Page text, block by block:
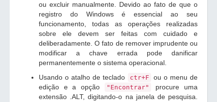
ou excluir manualmente. Devido ao fato de que o
registro do Windows é essencial ao seu
funcionamento, todas as operações realizadas
sobre ele devem ser feitas com cuidado e
deliberadamente. O fato de remover imprudente ou
modificar a chave errada pode danificar
permanentemente o sistema operacional.
Usando o atalho de teclado
ctr+F
ou o menu de
edição e a opção
"Encontrar"
procure uma
extensão .ALT, digitando-o na janela de pesquisa.